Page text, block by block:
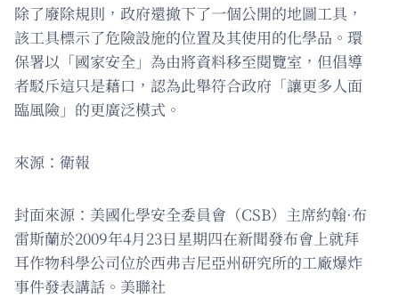
除了廢除規則，政府還撤下了一個公開的地圖工具，
該工具標示了危險設施的位置及其使用的化學品。環
保署以「國家安全」為由將資料移至閱覽室，但倡導
者駁斥這只是藉口，認為此舉符合政府「讓更多人面
臨風險」的更廣泛模式。
來源：衛報
封面來源：美國化學安全委員會（CSB）主席約翰·布
雷斯蘭於2009年4月23日星期四在新聞發布會上就拜
耳作物科學公司位於西弗吉尼亞州研究所的工廠爆炸
事件發表講話。美聯社